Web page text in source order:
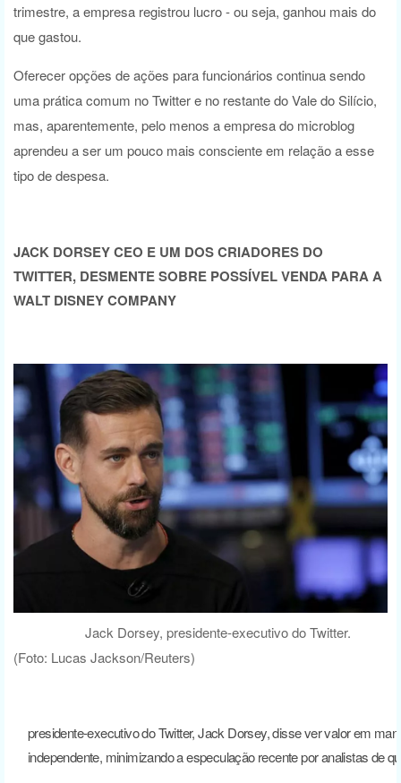
trimestre, a empresa registrou lucro - ou seja, ganhou mais do
que gastou.
Oferecer opções de ações para funcionários continua sendo
uma prática comum no Twitter e no restante do Vale do Silício,
mas, aparentemente, pelo menos a empresa do microblog
aprendeu a ser um pouco mais consciente em relação a esse
tipo de despesa.
JACK DORSEY CEO E UM DOS CRIADORES DO
TWITTER, DESMENTE SOBRE POSSÍVEL VENDA PARA A
WALT DISNEY COMPANY
Jack Dorsey, presidente-executivo do Twitter.
(Foto: Lucas Jackson/Reuters)
presidente-executivo do Twitter, Jack Dorsey, disse ver valor em
independente, minimizando a especulação recente por analistas de